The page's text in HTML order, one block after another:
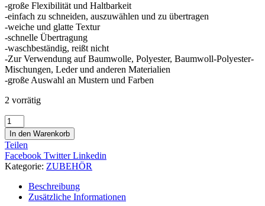
-große Flexibilität und Haltbarkeit
-einfach zu schneiden, auszuwählen und zu übertragen
-weiche und glatte Textur
-schnelle Übertragung
-waschbeständig, reißt nicht
-Zur Verwendung auf Baumwolle, Polyester, Baumwoll-Polyester-
Mischungen, Leder und anderen Materialien
-große Auswahl an Mustern und Farben
2 vorrätig
Flexfolie
leuchtend
pink
Craft
Express
Menge
In den Warenkorb
Teilen
Facebook TwitterLinkedin
Kategorie: ZUBEHÖR
Beschreibung
Zusätzliche Informationen